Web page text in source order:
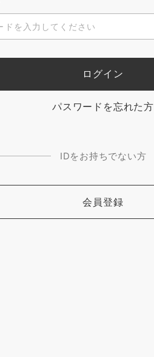
パスワードを忘れた方
IDをお持ちでない方
会員登録